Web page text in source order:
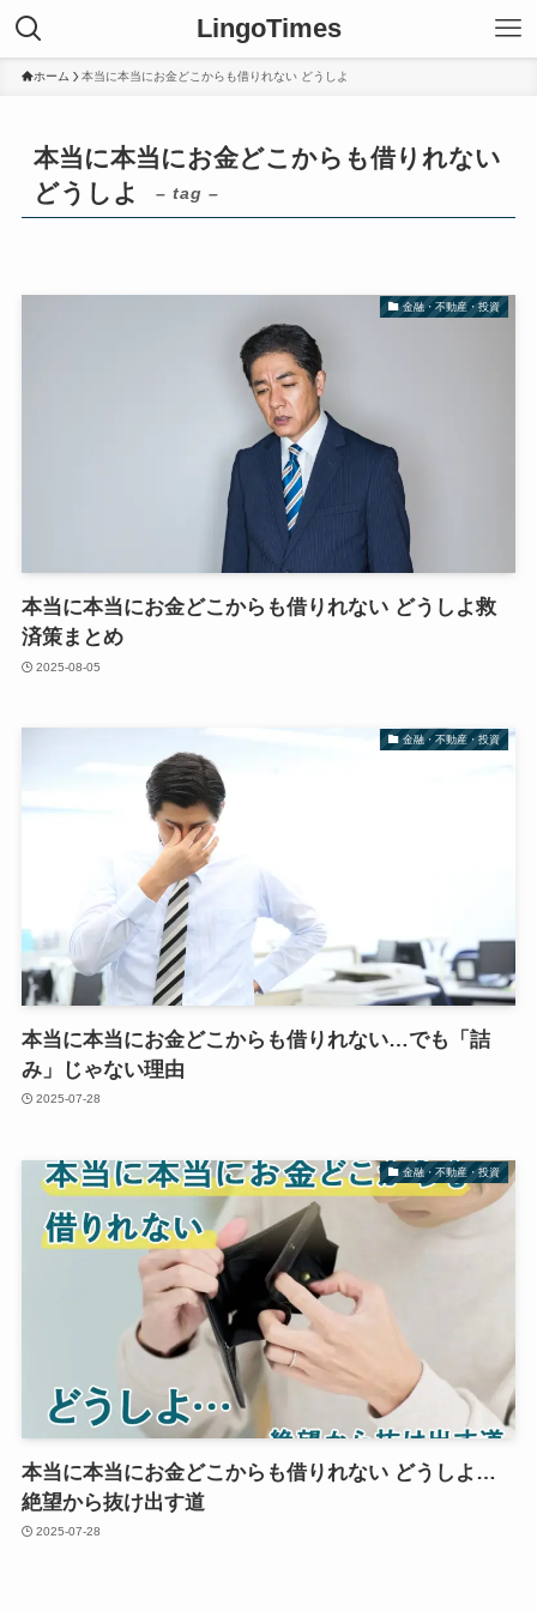
LingoTimes
ホーム 本当に本当にお金どこからも借りれない どうしよ
本当に本当にお金どこからも借りれない
どうしよ
– tag –
金融・不動産・投資
本当に本当にお金どこからも借りれない どうしよ救
済策まとめ
2025-08-05
金融・不動産・投資
本当に本当にお金どこからも借りれない…でも「詰
み」じゃない理由
2025-07-28
金融・不動産・投資
本当に本当にお金どこからも借りれない どうしよ…
絶望から抜け出す道
2025-07-28